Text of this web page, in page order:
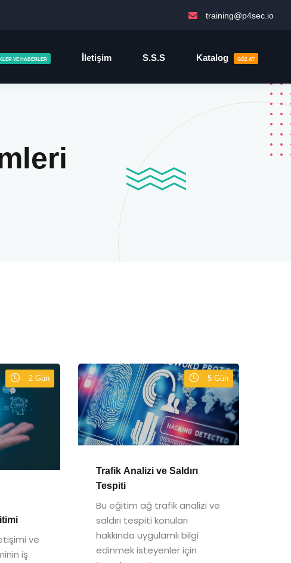
training@p4sec.io
VE HABERLER İletişim S.S.S Katalog GÖZ AT
2 Gün
ve
iş
5 Gün
Trafik Analizi ve Saldırı
Tespiti
Bu eğitim ağ trafik analizi ve
saldırı tespiti konuları
hakkında uygulamlı bilgi
edinmek isteyenler için